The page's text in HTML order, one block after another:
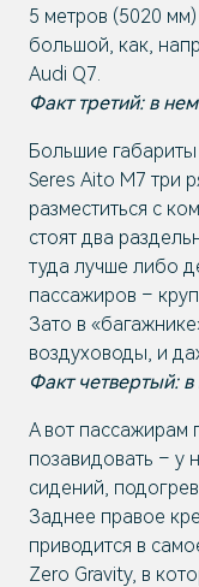
5 метров (5020
большой, как,
Audi Q7.
Факт третий: в
Большие габариты
Seres Aito M7 три
разместиться с
стоят два
туда лучше либо
пассажиров –
Зато в
воздуховоды, и
Факт четвертый:
А вот пассажирам
позавидовать – у
сидений,
Заднее правое
приводится в
Zero Gravity, в